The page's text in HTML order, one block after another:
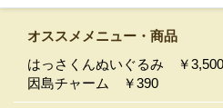
オススメメニュー ・商品
はっさくんぬいぐるみ ￥3,500
因島チャーム ￥390